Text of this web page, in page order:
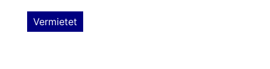
Vermietet